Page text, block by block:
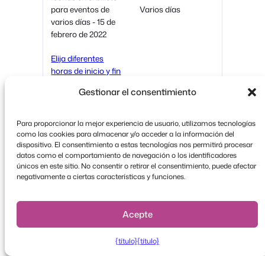
Gestionar el consentimiento
Para proporcionar la mejor experiencia de usuario, utilizamos tecnologías
como las cookies para almacenar y/o acceder a la información del
dispositivo. El consentimiento a estas tecnologías nos permitirá procesar
datos como el comportamiento de navegación o los identificadores
únicos en este sitio. No consentir o retirar el consentimiento, puede afectar
negativamente a ciertas características y funciones.
Acepte
{título}{título}
para eventos de
varios días - 15 de
febrero de 2022
Varios días
Elija diferentes
horas de inicio y fin
los eventos de
febrero de 2022
Varios días
Enviar tickets a
direcciones de
correo electrónico
personalizadas en
FooEvents
Mostrar la fecha y